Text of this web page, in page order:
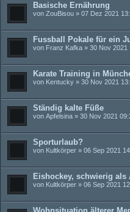
Basische Ernährung
von ZouBisou » 07 Dez 2021
Fussball Pokale für ein
von Franz Kafka » 30 Nov 2021
Karate Training in
von Kentucky » 30 Nov 2021
Ständig kalte Füße
von Apfelsina » 30 Nov 2021
Sporturlaub?
von Kultkörper » 06 Sep 2021
Eishockey, schwierig als
von Kultkörper » 06 Sep 2021